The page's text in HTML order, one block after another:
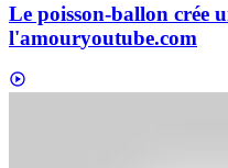
Le poisson-ballon crée
l'amouryoutube.com